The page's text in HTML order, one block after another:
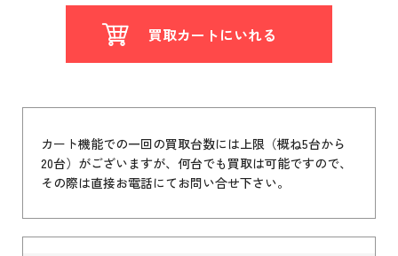
買取カートにいれる
カート機能での一回の買取台数には上限（概ね5台から
20台）がございますが、何台でも買取は可能ですので、
その際は直接お電話にてお問い合せ下さい。